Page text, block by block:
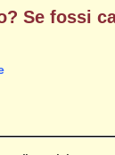
Se fossi